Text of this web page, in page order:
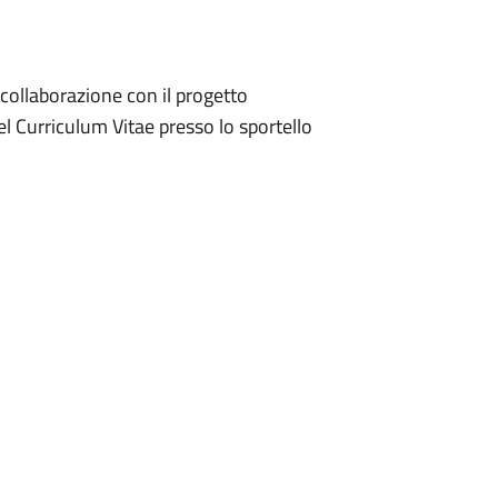
con il progetto
Curriculum Vitae presso lo sportello